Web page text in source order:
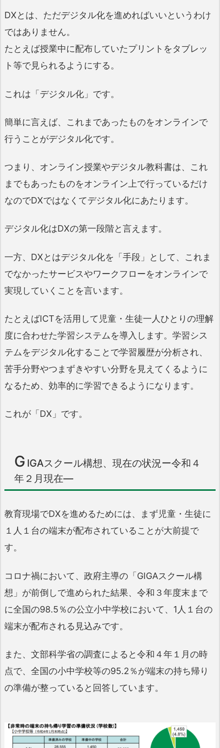
DXとは、ただデジタル化を進めればいいというわけ
ではありません。
たとえば授業中に配布していたプリントをタブレッ
ト等で見られるようにする。
これは「デジタル化」です。
簡単に言えば、これまであったものをオンラインで
行うことがデジタル化です。
つまり、オンライン授業やデジタル教科書は、これ
までもあったものをオンライン上で行っているだけ
なのでDXではなくてデジタル化にあたります。
デジタル化はDXの第一段階と言えます。
一方、DXとはデジタル化を「手段」として、これま
でなかったサービスやワークフローをオンラインで
実現していくことを言います。
たとえばICTを活用して児童・生徒一人ひとりの理解
度に合わせた学習システムを導入します。学習シス
テムをデジタル化することで学習履歴が分析され、
苦手分野やつまずきやすい分野を見えてくるように
なるため、効率的に学習できるようになります。
これが「DX」です。
G IGAスクール構想、現在の状況ー令和４
年２月現在―
教育現場でDXを進めるためには、まず児童・生徒に
１人１台の端末が配布されていることが大前提で
す。
コロナ禍において、政府主導の「GIGAスクール構
想」が前倒しで進められた結果、令和３年度末まで
に全国の98.5％の公立小中学校において、1人１台の
端末が配布される見込みです。
また、文部科学省の調査によると令和４年１月の時
点で、全国の小中学校等の95.2％が端末の持ち帰り
の準備が整っていると回答しています。